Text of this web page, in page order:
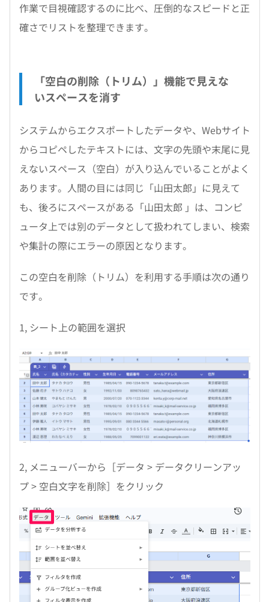
作業で目視確認するのに比べ、圧倒的なスピードと正
確さでリストを整理できます。
「空白の削除（トリム）」機能で見えな
いスペースを消す
システムからエクスポートしたデータや、Webサイト
からコピペしたテキストには、文字の先頭や末尾に見
えないスペース（空白）が入り込んでいることがよく
あります。人間の目には同じ「山田太郎」に見えて
も、後ろにスペースがある「山田太郎 」は、コンピ
ュータ上では別のデータとして扱われてしまい、検索
や集計の際にエラーの原因となります。
この空白を削除（トリム）を利用する手順は次の通り
です。
1, シート上の範囲を選択
2, メニューバーから［データ > データクリーンアッ
プ > 空白文字を削除］をクリック